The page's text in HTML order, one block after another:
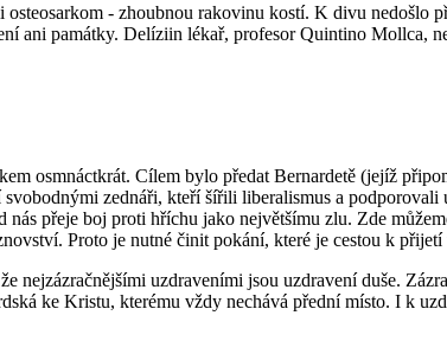
- zhoubnou rakovinu kostí. K divu nedošlo
ani památky. Delíziin lékař, profesor Quintino Mollca,
osmnáctkrát. Cílem bylo předat Bernardetě (jejíž
zednáři, kteří šířili liberalismus a
přeje boj proti hříchu jako největšímu zlu. Zde
Proto je nutné činit pokání, které je cestou k
nejzázračnějšími uzdraveními jsou uzdravení duše.
ke Kristu, kterému vždy nechává přední místo. I k